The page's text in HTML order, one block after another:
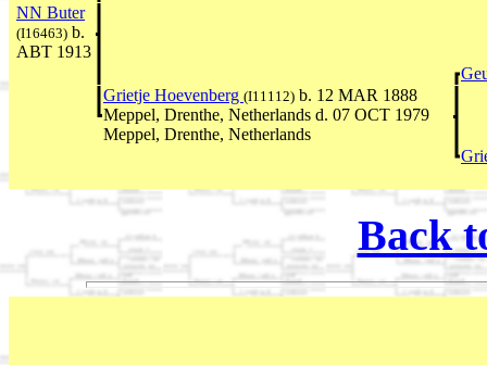
NN Buter
(I16463) b.
ABT 1913
Grietje Hoevenberg (I11112) b. 12 MAR 1888
Meppel, Drenthe, Netherlands d. 07 OCT 1979
Meppel, Drenthe, Netherlands
Back